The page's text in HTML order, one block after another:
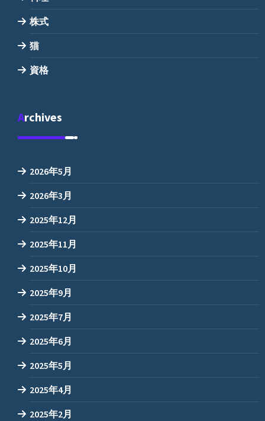
株式
猫
資格
Archives
2026年5月
2026年3月
2025年12月
2025年11月
2025年10月
2025年9月
2025年7月
2025年6月
2025年5月
2025年4月
2025年2月